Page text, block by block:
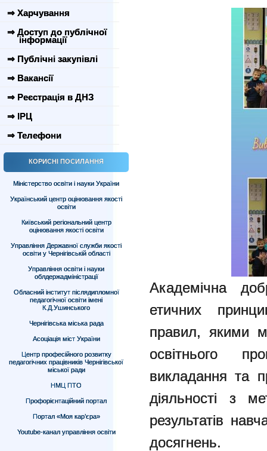
⇒ Харчування
⇒ Доступ до публічної
інформації
⇒ Публічні закупівлі
⇒ Вакансії
⇒ Реєстрація в ДНЗ
⇒ ІРЦ
⇒ Телефони
КОРИСНІ ПОСИЛАННЯ
Міністерство освіти і науки України
Український центр оцінювання якості
освіти
Київський регіональний центр
оцінювання якості освіти
Управління Державної служби якості
освіти у Чернігівській області
Управління освіти і науки
облдержадміністрації
Обласний інститут післядипломної
педагогічної освіти імені
К.Д.Ушинського
Чернігівська міська рада
Асоціація міст України
Центр професійного розвитку
педагогічних працівників Чернігівської
міської ради
НМЦ ПТО
Профорієнтаційний портал
Портал «Моя кар’єра»
Youtube-канал управління освіти
Академічна
етичних
правил, якими
освітнього
викладання та
діяльності з
результатів
досягнень.